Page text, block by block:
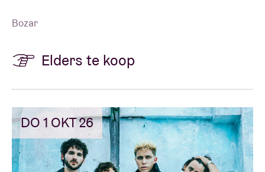
Over AB
Contact
Bozar
Elders te koop
DO 1 OKT 26